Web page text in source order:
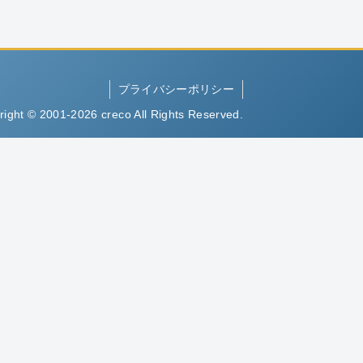
プライバシーポリシー
© 2001-2026 creco All Rights Reserved.